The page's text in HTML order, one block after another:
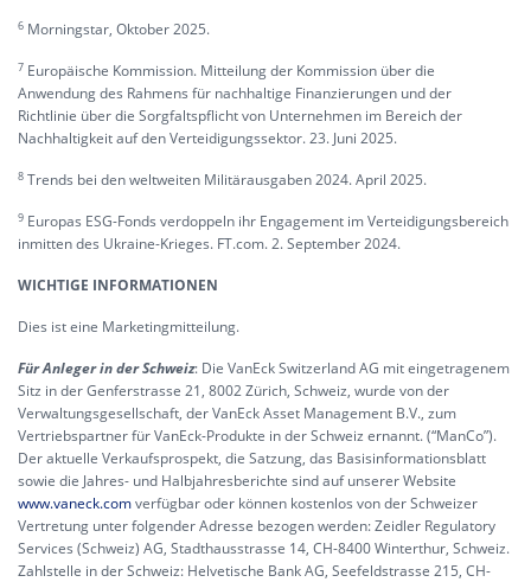
6 Morningstar, Oktober 2025.
7 Europäische Kommission. Mitteilung der Kommission über die
Anwendung des Rahmens für nachhaltige Finanzierungen und der
Richtlinie über die Sorgfaltspflicht von Unternehmen im Bereich der
Nachhaltigkeit auf den Verteidigungssektor. 23. Juni 2025.
8 Trends bei den weltweiten Militärausgaben 2024. April 2025.
9 Europas ESG-Fonds verdoppeln ihr Engagement im Verteidigungsbereich
inmitten des Ukraine-Krieges. FT.com. 2. September 2024.
WICHTIGE INFORMATIONEN
Dies ist eine Marketingmitteilung.
Für Anleger in der Schweiz: Die VanEck Switzerland AG mit eingetragenem
Sitz in der Genferstrasse 21, 8002 Zürich, Schweiz, wurde von der
Verwaltungsgesellschaft, der VanEck Asset Management B.V., zum
Vertriebspartner für VanEck-Produkte in der Schweiz ernannt. (“ManCo”).
Der aktuelle Verkaufsprospekt, die Satzung, das Basisinformationsblatt
sowie die Jahres- und Halbjahresberichte sind auf unserer Website
www.vaneck.comverfügbar oder können kostenlos von der Schweizer
Vertretung unter folgender Adresse bezogen werden: Zeidler Regulatory
Services (Schweiz) AG, Stadthausstrasse 14, CH-8400 Winterthur, Schweiz.
Zahlstelle in der Schweiz: Helvetische Bank AG, Seefeldstrasse 215, CH-